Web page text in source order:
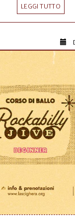
LEGGI TUTTO